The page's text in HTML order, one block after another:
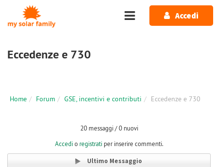
Salta al contenuto principale
Accedi
Eccedenze e 730
Home Forum GSE, incentivi e contributi Eccedenze e 730
20 messaggi / 0 nuovi
Accedio registratiper inserire commenti.
Ultimo Messaggio